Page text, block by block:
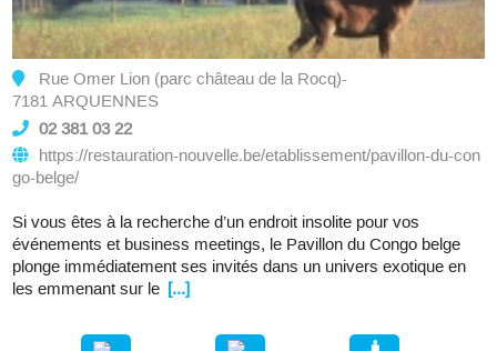
Rue Omer Lion (parc château de la Rocq)-
7181 ARQUENNES
02 381 03 22
https://restauration-nouvelle.be/etablissement/pavillon-du-con
go-belge/
Si vous êtes à la recherche d’un endroit insolite pour vos
événements et business meetings, le Pavillon du Congo belge
plonge immédiatement ses invités dans un univers exotique en
les emmenant sur le [...]